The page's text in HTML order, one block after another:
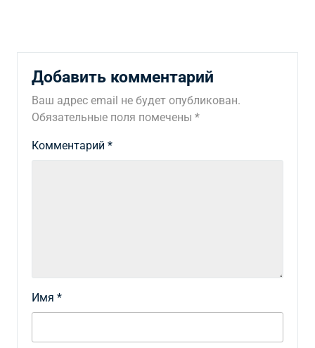
Добавить комментарий
Ваш адрес email не будет опубликован.
Обязательные поля помечены *
Комментарий *
Имя *